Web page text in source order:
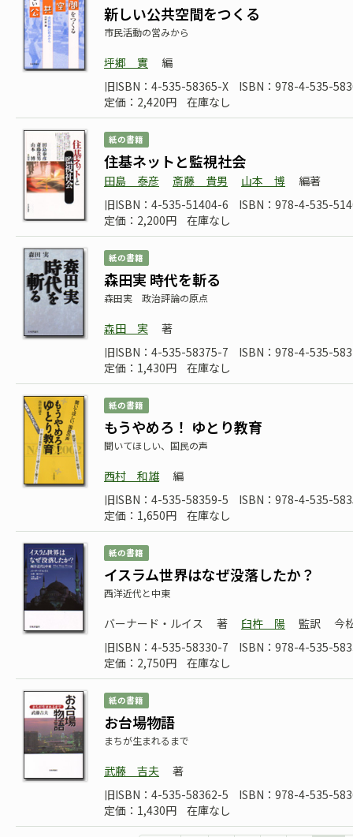
新しい公共空間をつくる
市民活動の営みから
坪郷 實
編
旧ISBN：4-535-58365-X
ISBN：978-4-535-
定価：2,420円
在庫なし
紙の書籍
住基ネットと監視社会
田島 泰彦 斎藤 貴男 山本 博
編著
旧ISBN：4-535-51404-6
ISBN：978-4-535-
定価：2,200円
在庫なし
紙の書籍
森田実 時代を斬る
森田実 政治評論の原点
森田 実
著
旧ISBN：4-535-58375-7
ISBN：978-4-535-
定価：1,430円
在庫なし
紙の書籍
もうやめろ！ ゆとり教育
聞いてほしい、国民の声
西村 和雄
編
旧ISBN：4-535-58359-5
ISBN：978-4-535-
定価：1,650円
在庫なし
紙の書籍
イスラム世界はなぜ没落したか？
西洋近代と中東
バーナード・ルイス 著 臼杵 陽 監訳
今
旧ISBN：4-535-58330-7
ISBN：978-4-535-
定価：2,750円
在庫なし
紙の書籍
お台場物語
まちが生まれるまで
武藤 吉夫
著
旧ISBN：4-535-58362-5
ISBN：978-4-535-
定価：1,430円
在庫なし